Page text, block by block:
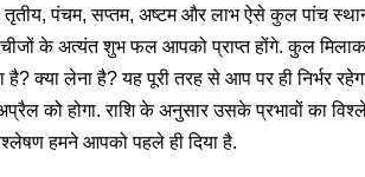
तृतीय, पंचम, सप्तम, अष्टम और लाभ ऐसे कुल पांच
के अत्यंत शुभ फल आपको प्राप्त होंगे. कुल
क्या लेना है? यह पूरी तरह से आप पर ही निर्भर
को होगा. राशि के अनुसार उसके प्रभावों का
हमने आपको पहले ही दिया है.